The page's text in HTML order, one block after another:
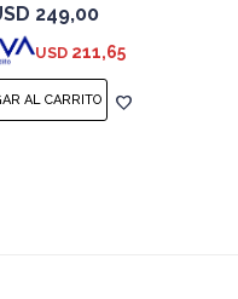
249,00
USD 211,65